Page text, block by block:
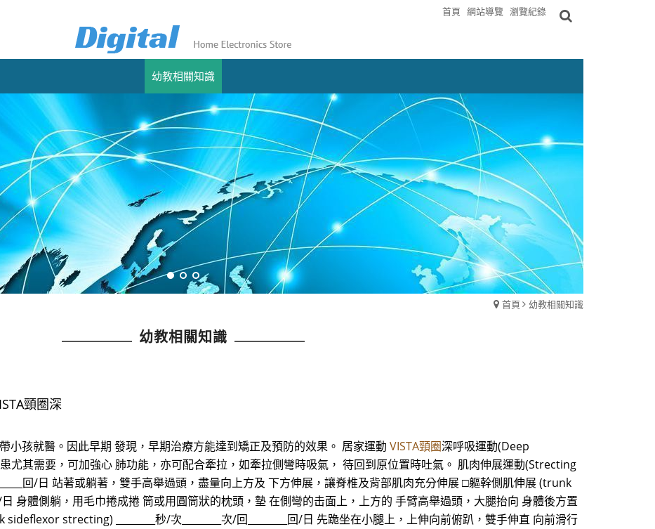
首頁 網站導覽 瀏覽紀錄
幼教相關知識
首頁 幼教相關知識
幼教相關知識
頸圈深
小孩就醫。因此早期 發現，早期治療方能達到矯正及預防的效果。 居家運動 VISTA頸圈深呼吸運動(Deep
尤其需要，可加強心 肺功能，亦可配合牽拉，如牽拉側彎時吸氣， 待回到原位置時吐氣。 肌肉伸展運動(Strecting
回/日 站著或躺著，雙手高舉過頭，盡量向上方及 下方伸展，讓脊椎及背部肌肉充分伸展 □軀幹側肌伸展 (trunk
身體側躺，用毛巾捲成捲 筒或用圓筒狀的枕頭，墊 在側彎的击面上，上方的 手臂高舉過頭，大腿抬向 身體後方置
strecting) ________秒/次________次/回________回/日 先跪坐在小腿上，上伸向前俯趴，雙手伸直 向前滑行